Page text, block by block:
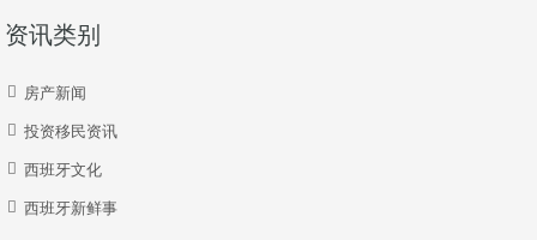
资讯类别
房产新闻
投资移民资讯
西班牙文化
西班牙新鲜事